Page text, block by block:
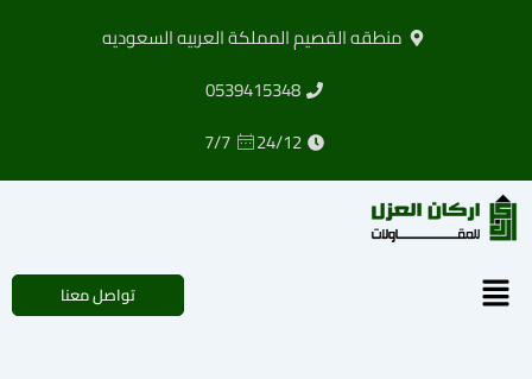
منطقه القصيم المملكة العربيه السعوديه
0539415348
24/12
7/7
القائمة تواصل معنا